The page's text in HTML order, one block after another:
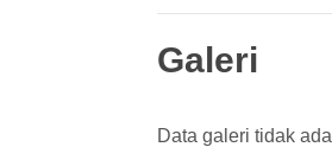
Galeri
Data galeri tidak ada